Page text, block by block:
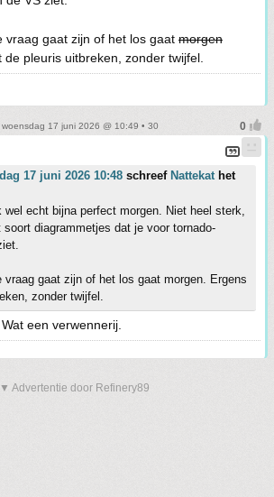
vraag gaat zijn of het los gaat morgen
de pleuris uitbreken, zonder twijfel.
woensdag 17 juni 2026 @ 10:49 • 30
17 juni 2026 10:48 schreef Nattekathet
wel echt bijna perfect morgen. Niet heel sterk,
diagrammetjes dat je voor tornado-
vraag gaat zijn of het los gaat morgen. Ergens
zonder twijfel.
een verwennerij.
▼ Advertentie door Refinery89